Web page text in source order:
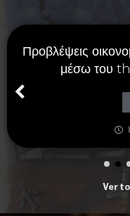
Προβλέψεις
μέσω του
Ver